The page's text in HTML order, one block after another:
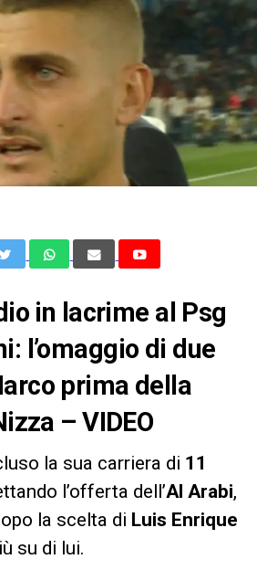
in lacrime al Psg
l’omaggio di due
prima della
– VIDEO
la sua carriera di 11
l’offerta dell’Al Arabi,
la scelta di Luis Enrique
su di lui.